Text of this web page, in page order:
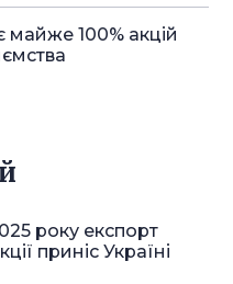
100% акцій
року експорт
приніс Україні